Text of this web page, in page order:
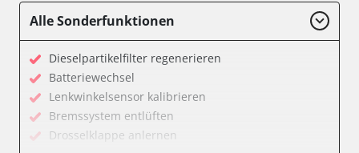
Bremskraftverstärker
Diagnoseschnittstelle (EOBD/OBDII)
Differentialsperre
Einparkhilfe
Einparkhilfe Lenkhilfe
Fahrtrichtungskamera
Alle Sonderfunktionen
Dieselpartikelfilter regenerieren
Batteriewechsel
Lenkwinkelsensor kalibrieren
Bremssystem entlüften
Drosselklappe anlernen